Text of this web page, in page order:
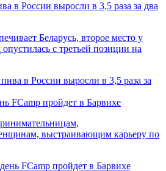
в России выросли в 3,5 раза за два
Беларусь, второе место у
с третьей позиции на
FCamp пройдет в Барвихе
выстраивающим карьеру по